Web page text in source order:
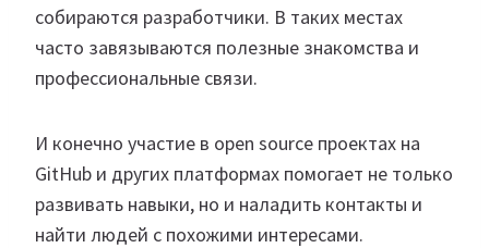
собираются разработчики. В таких местах
часто завязываются полезные знакомства и
профессиональные связи.
И конечно участие в open source проектах на
GitHub и других платформах помогает не только
развивать навыки, но и наладить контакты и
найти людей с похожими интересами.